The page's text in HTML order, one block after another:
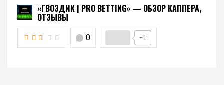
«ГВОЗДИК | PRO BETTING» — ОБЗОР КАППЕРА,
ОТЗЫВЫ
0 +1